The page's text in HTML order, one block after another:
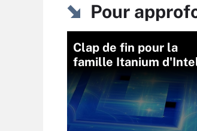
Pour
Clap de fin pour la
famille Itanium